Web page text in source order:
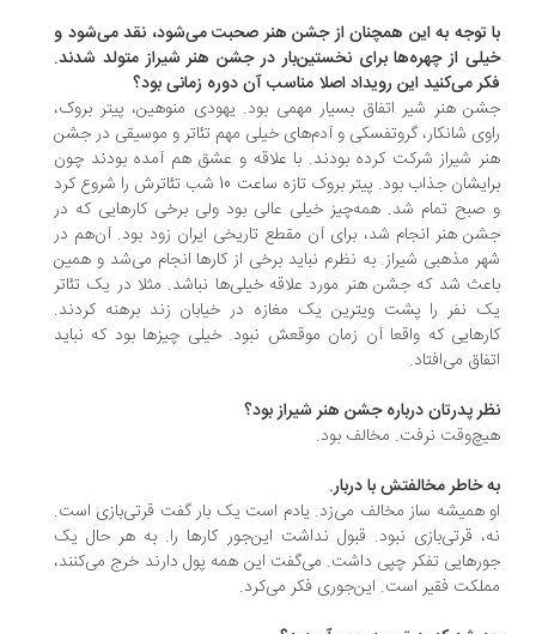
توجه به این همچنان از جشن هنر صحبت می‌شود، نقد می‌شود و
از چهره‌ها برای نخستین‌بار در جشن هنر شیراز متولد شدند.
می‌کنید این رویداد اصلا مناسب آن دوره زمانی بود؟
هنر شیر اتفاق بسیار مهمی بود. یهودی منوهین، پیتر بروک،
شانکار، گروتفسکی و آدم‌های خیلی مهم تئاتر و موسیقی در جشن
شیراز شرکت کرده بودند. با علاقه و عشق هم آمده بودند چون
برایشان جذاب بود. پیتر بروک تازه ساعت 10 شب تئاترش را شروع کرد
تمام شد. همه‌چیز خیلی عالی بود ولی برخی کارهایی که در
هنر انجام شد، برای آن مقطع تاریخی ایران زود بود. آن‌هم در
مذهبی شیراز. به نظرم نباید برخی از کارها انجام می‌شد و همین
شد که جشن هنر مورد علاقه خیلی‌ها نباشد. مثلا در یک تئاتر
نفر را پشت ویترین یک مغازه در خیابان زند برهنه کردند.
که واقعا آن زمان موقعش نبود. خیلی چیزها بود که نباید
می‌افتاد.
پدرتان درباره جشن هنر شیراز بود؟
نرفت. مخالف بود.
خاطر مخالفتش با دربار.
همیشه ساز مخالف می‌زد. یادم است یک بار گفت قرتی‌بازی است.
قرتی‌‌بازی نبود. قبول نداشت این‌جور کارها را. به هر حال یک
تفکر چپی داشت. می‌گفت این همه پول دارند خرج می‌کنند،
فقیر است. این‌جوری فکر می‌کرد.